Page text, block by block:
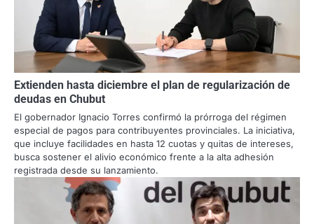
Extienden hasta diciembre el plan de regularización de
deudas en Chubut
El gobernador Ignacio Torres confirmó la prórroga del régimen
especial de pagos para contribuyentes provinciales. La iniciativa,
que incluye facilidades en hasta 12 cuotas y quitas de intereses,
busca sostener el alivio económico frente a la alta adhesión
registrada desde su lanzamiento.